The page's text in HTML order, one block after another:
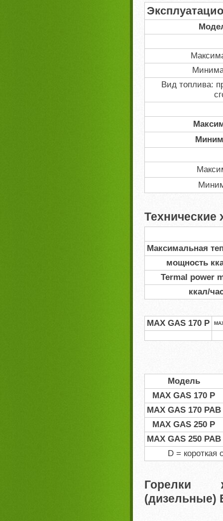
Вид топлива:
Технические
Максимальная
мощность
Termal power
ккал/
MAX GAS 170 P
Модель
MAX GAS 170 P
MAX GAS 170 PAB
MAX GAS 250 P
MAX GAS 250 PAB
D = короткая
Горелки
(дизельные)